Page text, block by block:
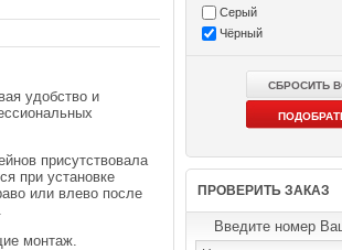
удобство и
присутствовала
при установке
или влево после
монтаж.
Серый
Чёрный
ПРОВЕРИТЬ ЗАКАЗ
Введите номер